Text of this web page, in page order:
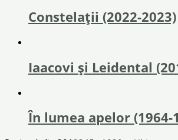
Constelații (2022-2023)
Iaacovi şi Leidental
În lumea apelor (1964-